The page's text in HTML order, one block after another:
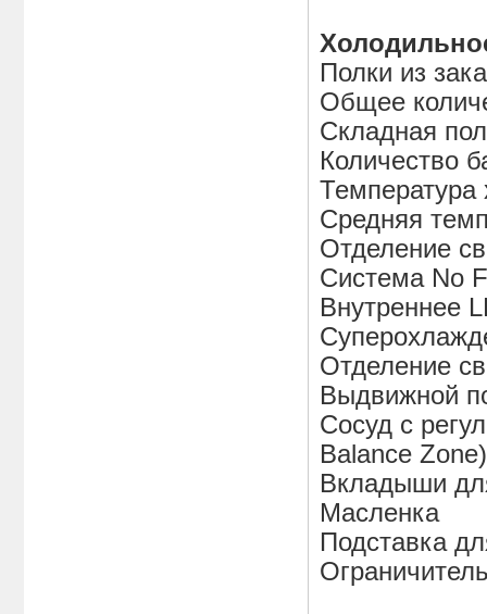
Полки из
Общее
Складная
Количество
Температура
Средняя
Отделение
Система No
Внутреннее
Отделение
Выдвижной
Cосуд с
Balance
Вкладыши
Масленка
Подставка